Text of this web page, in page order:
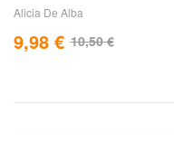
Alicia De Alba
10,50€
9,98 €